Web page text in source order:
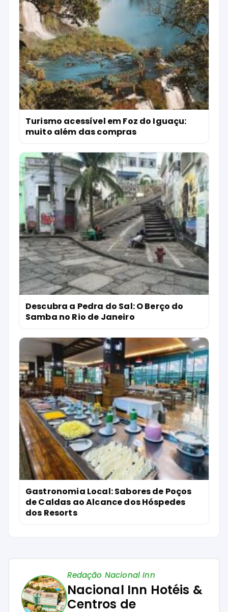
Turismo acessível em Foz do Iguaçu:
muito além das compras
Descubra a Pedra do Sal: O Berço do
Samba no Rio de Janeiro
Gastronomia Local: Sabores de Poços
de Caldas ao Alcance dos Hóspedes
dos Resorts
Redação Nacional Inn
Nacional Inn Hotéis &
Centros de